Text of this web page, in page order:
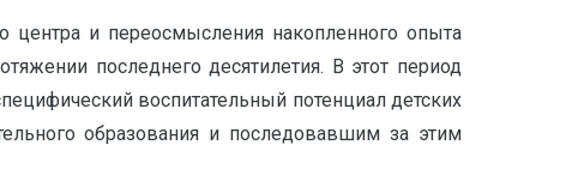
центра и переосмысления накопленного опыта
последнего десятилетия. В этот период
воспитательный потенциал детских
образования и последовавшим за этим